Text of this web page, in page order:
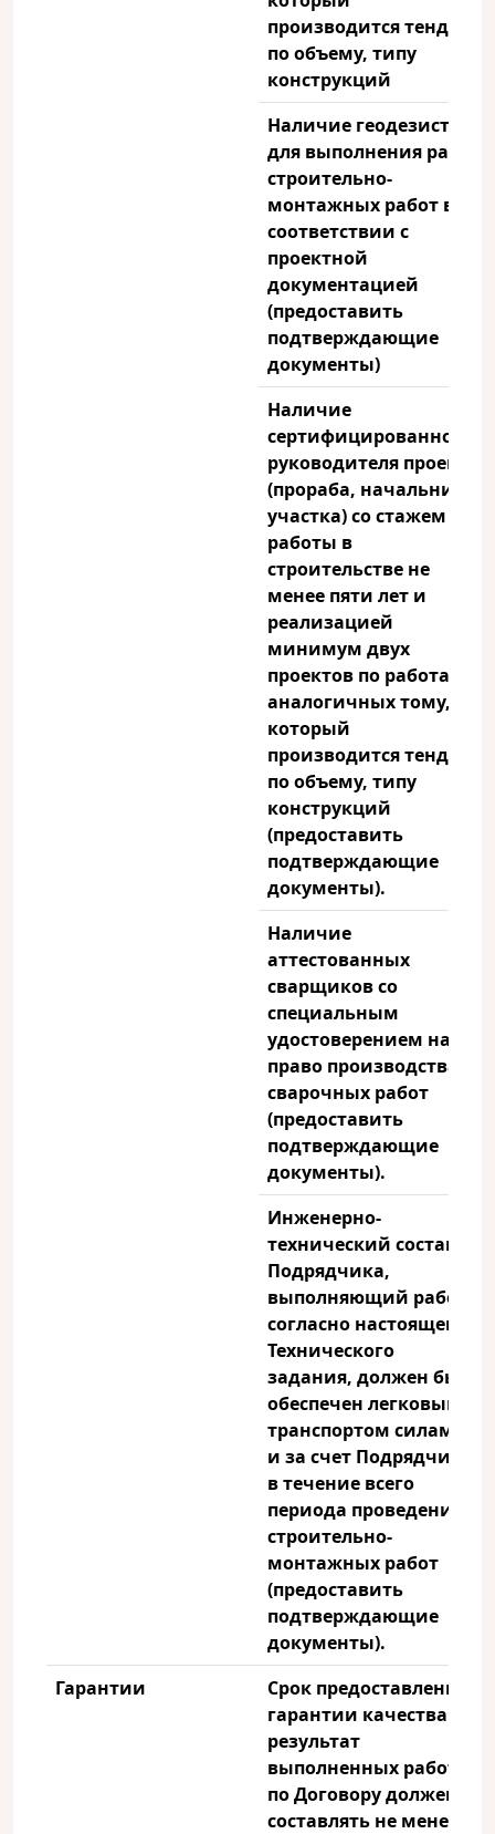
производится тендер
по объему, типу
конструкций
Наличие геодезиста
для выполнения работ
строительно-
монтажных работ в
соответствии с
проектной
документацией
(предоставить
подтверждающие
документы)
Наличие
сертифицированного
руководителя проекта
(прораба, начальника
участка) со стажем
работы в
строительстве не
менее пяти лет и
реализацией
минимум двух
проектов по работам,
аналогичных тому, на
который
производится тендер
по объему, типу
конструкций
(предоставить
подтверждающие
документы).
Наличие
аттестованных
сварщиков со
специальным
удостоверением на
право производства
сварочных работ
(предоставить
подтверждающие
документы).
Инженерно-
технический состав
Подрядчика,
выполняющий работы
согласно настоящего
Технического
задания, должен быть
обеспечен легковым
транспортом силами
и за счет Подрядчика
в течение всего
периода проведения
строительно-
монтажных работ
(предоставить
подтверждающие
документы).
Гарантии
Срок предоставления
гарантии качества на
результат
выполненных работ
по Договору должен
составлять не менее 12